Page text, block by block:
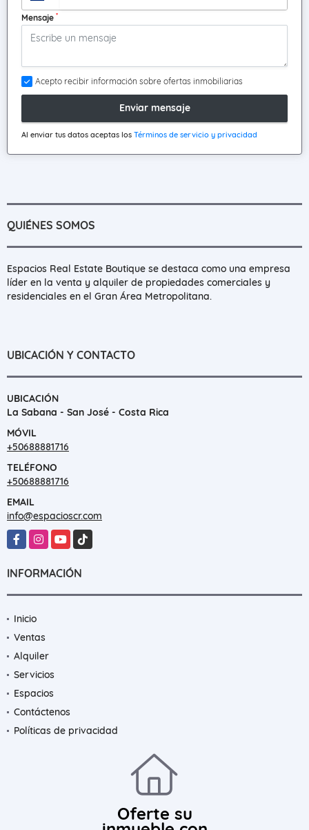
Mensaje *
Acepto recibir información sobre ofertas inmobiliarias
Enviar mensaje
Al enviar tus datos aceptas los Términos de servicio y privacidad
QUIÉNES SOMOS
Espacios Real Estate Boutique se destaca como una empresa
líder en la venta y alquiler de propiedades comerciales y
residenciales en el Gran Área Metropolitana.
UBICACIÓN Y CONTACTO
UBICACIÓN
La Sabana - San José - Costa Rica
MÓVIL
+50688881716
TELÉFONO
+50688881716
EMAIL
info@espacioscr.com
FacebookInstagramYouTubeTikTok
INFORMACIÓN
Inicio
Ventas
Alquiler
Servicios
Espacios
Contáctenos
Políticas de privacidad
Oferte su